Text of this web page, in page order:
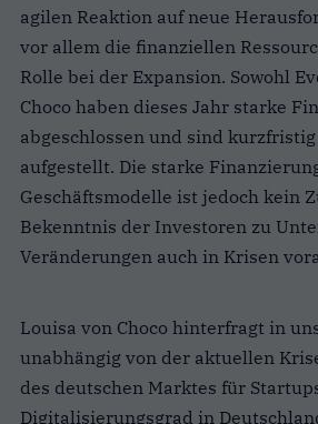
agilen Reaktion auf neue
vor allem die finanziellen
Rolle bei der Expansion. Sowohl
Choco haben dieses Jahr starke
abgeschlossen und sind
aufgestellt. Die starke
Geschäftsmodelle ist jedoch kein
Bekenntnis der Investoren zu
Veränderungen auch in Krisen
Louisa von Choco hinterfragt in
unabhängig von der aktuellen
des deutschen Marktes für
Digitalisierungsgrad in